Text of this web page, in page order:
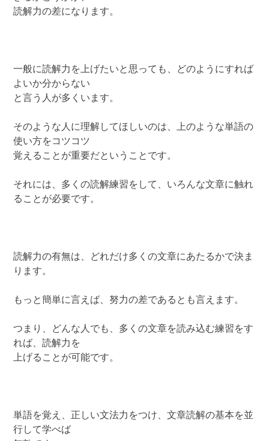
読解力の差になります。
一般に読解力を上げたいと思っても、どのようにすれば
よいか分からない
と言う人が多くいます。
そのような人に理解してほしいのは、上のような単語の
使い方をコツコツ
覚えることが重要だということです。
それには、多くの読解練習をして、いろんな文章に触れ
ることが必要です。
読解力の有無は、どれだけ多くの文章にあたるかで決ま
ります。
もっと簡単に言えば、努力の差であるとも言えます。
つまり、どんな人でも、多くの文章を読み込む練習をす
れば、読解力を
上げることが可能です。
単語を覚え、正しい文法力をつけ、文章読解の基本を並
行して学べば